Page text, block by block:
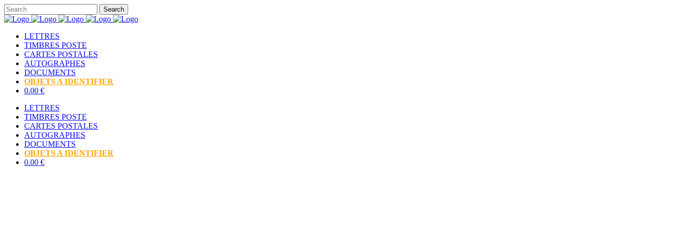
LETTRES
TIMBRES POSTE
CARTES POSTALES
AUTOGRAPHES
DOCUMENTS
OBJETS A IDENTIFIER
0.00 €
LETTRES
TIMBRES POSTE
CARTES POSTALES
AUTOGRAPHES
DOCUMENTS
OBJETS A IDENTIFIER
0.00 €